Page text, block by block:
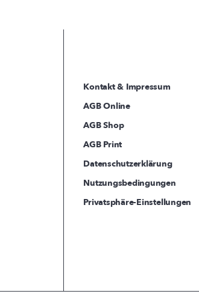
Kontakt & Impressum
AGB Online
AGB Shop
AGB Print
Datenschutzerklärung
Nutzungsbedingungen
Privatsphäre-Einstellungen